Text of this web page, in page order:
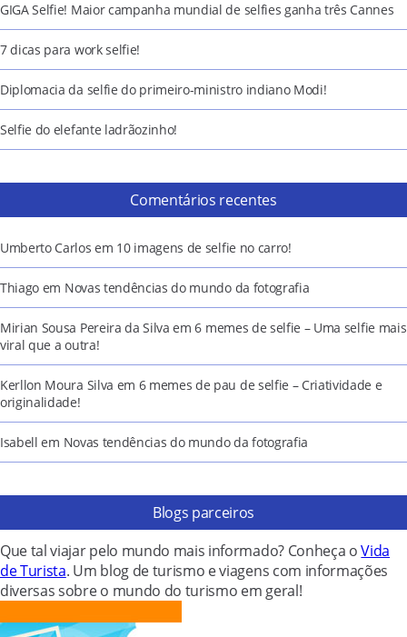
GIGA Selfie! Maior campanha mundial de selfies ganha três Cannes
7 dicas para work selfie!
Diplomacia da selfie do primeiro-ministro indiano Modi!
Selfie do elefante ladrãozinho!
Comentários recentes
Umberto Carlos em 10 imagens de selfie no carro!
Thiago em Novas tendências do mundo da fotografia
Mirian Sousa Pereira da Silva em6 memes de selfie – Uma selfie mais
viral que a outra!
Kerllon Moura Silva em 6 memes de pau de selfie – Criatividade e
originalidade!
Isabell em Novas tendências do mundo da fotografia
Blogs parceiros
Que tal viajar pelo mundo mais informado? Conheça oVida
de Turista. Um blog de turismo e viagens com informações
diversas sobre o mundo do turismo em geral!